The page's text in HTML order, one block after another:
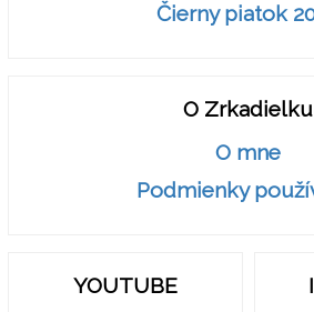
Čierny piatok
O Zrkadielku
O mne
Podmienky
YOUTUBE